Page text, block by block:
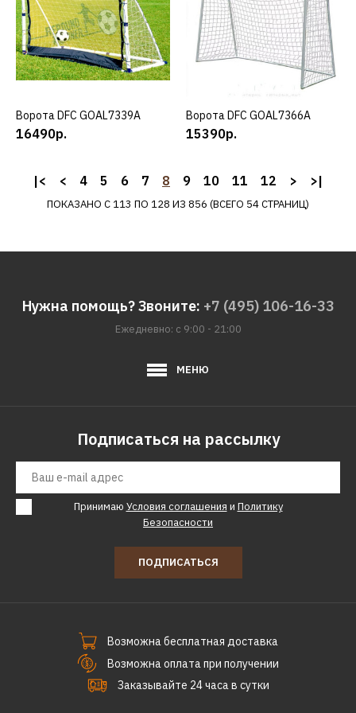
Ворота DFC GOAL180A
9670р.
КУПИТЬ
ДОБАВИТЬ К СРАВНЕНИЮ
Ворота DFC GOAL250A
КУПИТЬ
КУПИТЬ
ДОБАВИТЬ В ПОЖЕЛАНИЯ
13190р.
КУПИТЬ
Ворота DFC GOAL7339A
16490р.
КУПИТЬ
Ворота DFC GOAL7366A
15390р.
|< < 4 5 6 7 8 9 10 11 12 > >|
ПОКАЗАНО С 113 ПО 128 ИЗ 856 (ВСЕГО 54 СТРАНИЦ)
Нужна помощь? Звоните: +7 (495) 106-16-33
Ежедневно: с 9:00 - 21:00
МЕНЮ
Подписаться на рассылку
Принимаю Условия соглашения и Политику
Безопасности
ПОДПИСАТЬСЯ
Возможна бесплатная доставка
Возможна оплата при получении
Заказывайте 24 часа в сутки